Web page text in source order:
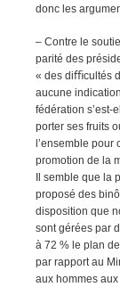
donc les
– Contre le
parité des
« des diﬃcultés
aucune
fédération s’est-
porter ses fruits
l’ensemble pour
promotion de la
Il semble que la
proposé des
disposition que
sont gérées par
à 72 % le plan
par rapport au
aux hommes